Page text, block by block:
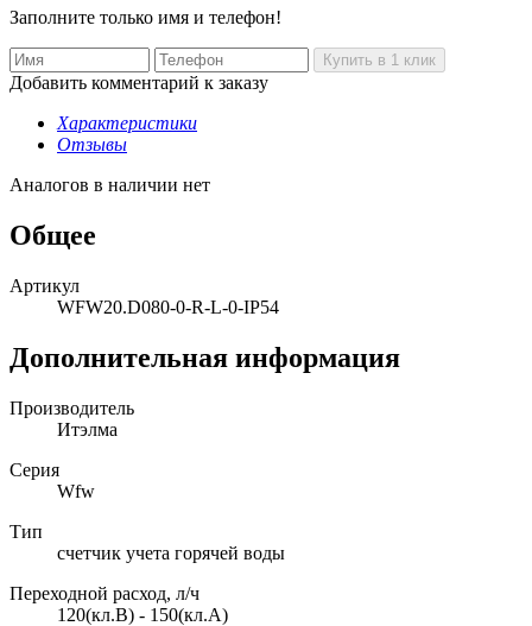
Заполните только имя и телефон!
Добавить комментарий к заказу
Характеристики
Отзывы
Аналогов в наличии нет
Общее
Артикул
WFW20.D080-0-R-L-0-IP54
Дополнительная информация
Производитель
Итэлма
Серия
Wfw
Тип
счетчик учета горячей воды
Переходной расход, л/ч
120(кл.В) - 150(кл.А)